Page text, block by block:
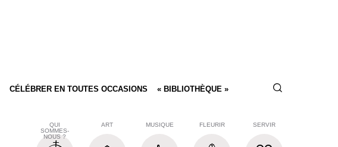
CÉLÉBRER EN TOUTES OCCASIONS « BIBLIOTHÈQUE »
QUI
SOMMES-
NOUS ?
ART MUSIQUE FLEURIR SERVIR